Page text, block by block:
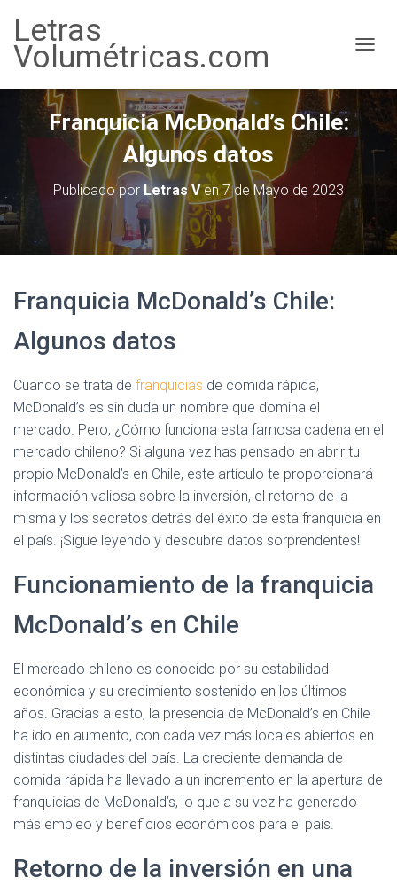
Letras
Volumétricas.com
Franquicia McDonald’s Chile:
Algunos datos
Publicado por Letras Ven7 de Mayo de 2023
Franquicia McDonald’s Chile:
Algunos datos
Cuando se trata de franquicias de comida rápida,
McDonald’s es sin duda un nombre que domina el
mercado. Pero, ¿Cómo funciona esta famosa cadena en el
mercado chileno? Si alguna vez has pensado en abrir tu
propio McDonald’s en Chile, este artículo te proporcionará
información valiosa sobre la inversión, el retorno de la
misma y los secretos detrás del éxito de esta franquicia en
el país. ¡Sigue leyendo y descubre datos sorprendentes!
Funcionamiento de la franquicia
McDonald’s en Chile
El mercado chileno es conocido por su estabilidad
económica y su crecimiento sostenido en los últimos
años. Gracias a esto, la presencia de McDonald’s en Chile
ha ido en aumento, con cada vez más locales abiertos en
distintas ciudades del país. La creciente demanda de
comida rápida ha llevado a un incremento en la apertura de
franquicias de McDonald’s, lo que a su vez ha generado
más empleo y beneficios económicos para el país.
Retorno de la inversión en una